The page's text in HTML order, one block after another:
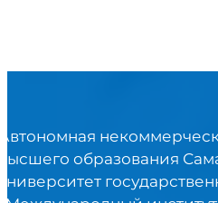
образования